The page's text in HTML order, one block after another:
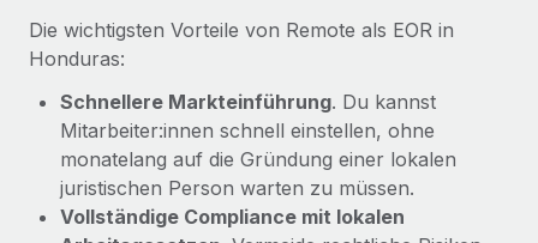
Die wichtigsten Vorteile von Remote als EOR in
Honduras:
Schnellere Markteinführung. Du kannst
Mitarbeiter:innen schnell einstellen, ohne
monatelang auf die Gründung einer lokalen
juristischen Person warten zu müssen.
Vollständige Compliance mit lokalen